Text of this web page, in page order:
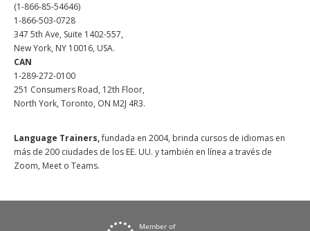
(1-866-85-54646)
1-866-503-0728
347 5th Ave, Suite 1402-557,
New York, NY 10016, USA.
CAN
1-289-272-0100
251 Consumers Road, 12th Floor,
North York, Toronto, ON M2J 4R3.
Language Trainers,fundada en 2004, brinda cursos de idiomas en
más de 200 ciudades de los EE. UU. y también en línea a través de
Zoom, Meet o Teams.